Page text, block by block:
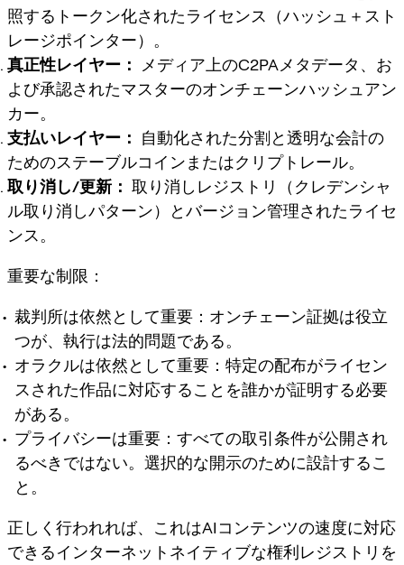
照するトークン化されたライセンス（ハッシュ＋スト
レージポインター）。
真正性レイヤー：
メディア上のC2PAメタデータ、お
よび承認されたマスターのオンチェーンハッシュアン
カー。
支払いレイヤー：
自動化された分割と透明な会計の
ためのステーブルコインまたはクリプトレール。
取り消し/更新： 取り消しレジストリ（クレデンシャ
ル取り消しパターン）とバージョン管理されたライセ
ンス。
重要な制限：
裁判所は依然として重要：オンチェーン証拠は役立
つが、執行は法的問題である。
オラクルは依然として重要：特定の配布がライセン
スされた作品に対応することを誰かが証明する必要
がある。
プライバシーは重要：すべての取引条件が公開され
るべきではない。選択的な開示のために設計するこ
と。
正しく行われれば、これはAIコンテンツの速度に対応
できるインターネットネイティブな権利レジストリ を